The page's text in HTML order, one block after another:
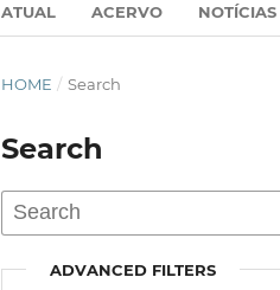
ATUAL ACERVO NOTÍCIAS
HOME / Search
Search
ADVANCED FILTERS